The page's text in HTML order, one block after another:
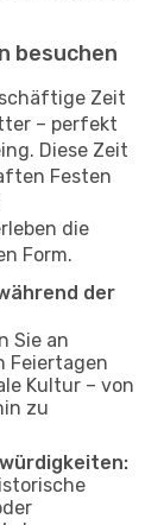
besuchen
Zeit
– perfekt
Diese Zeit
Festen
die
Form.
der
Sie an
Feiertagen
Kultur – von
zu